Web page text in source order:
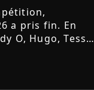
a pris fin. En
O, Hugo, Tessa
la finish line